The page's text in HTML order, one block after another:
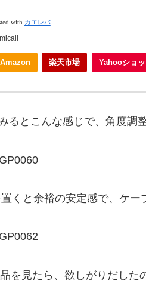
with カエレバ
Amazon 楽天市場 Yahooショ
るとこんな感じで、角度調
くと余裕の安定感で、ケー
を見たら、欲しがりだした